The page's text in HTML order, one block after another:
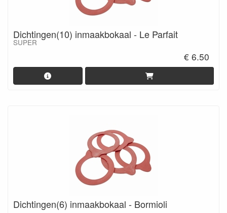
Dichtingen(10) inmaakbokaal - Le Parfait
SUPER
€ 6.50
Dichtingen(6) inmaakbokaal - Bormioli